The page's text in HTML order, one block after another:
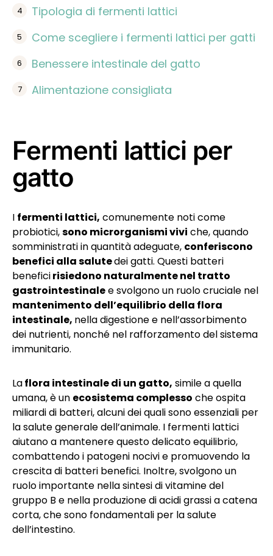
Tipologia di fermenti lattici
Come scegliere i fermenti lattici per gatti
Benessere intestinale del gatto
Alimentazione consigliata
Fermenti lattici per
gatto
I fermenti lattici, comunemente noti come
probiotici,sono microrganismi vivi che, quando
somministrati in quantità adeguate, conferiscono
benefici alla salutedei gatti. Questi batteri
beneficirisiedono naturalmente nel tratto
gastrointestinalee svolgono un ruolo cruciale nel
mantenimento dell’equilibrio della flora
intestinale, nella digestione e nell’assorbimento
dei nutrienti, nonché nel rafforzamento del sistema
immunitario.
Laflora intestinale di un gatto, simile a quella
umana, è un ecosistema complesso che ospita
miliardi di batteri, alcuni dei quali sono essenziali per
la salute generale dell’animale. I fermenti lattici
aiutano a mantenere questo delicato equilibrio,
combattendo i patogeni nocivi e promuovendo la
crescita di batteri benefici. Inoltre, svolgono un
ruolo importante nella sintesi di vitamine del
gruppo B e nella produzione di acidi grassi a catena
corta, che sono fondamentali per la salute
dell’intestino.